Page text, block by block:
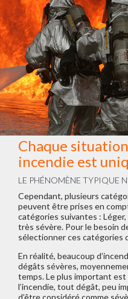
Chaque
incendie est
LE PHÉNOMÈNE TYPIQUE
Cependant, plusieurs
peuvent être prises en
catégories suivantes :
très sévère. Pour le besoin
sélectionner ces catégories
En réalité, beaucoup
dégâts sévères,
temps. Le plus important
l’incendie, tout dégât, peu
d’être considéré comme